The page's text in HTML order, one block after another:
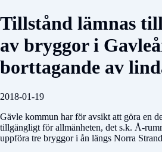
Tillstånd lämnas
av bryggor i
borttagande av
2018-01-19
Gävle kommun har för avsikt att göra en
tillgängligt för allmänheten, det s.k. Å-
uppföra tre bryggor i ån längs Norra